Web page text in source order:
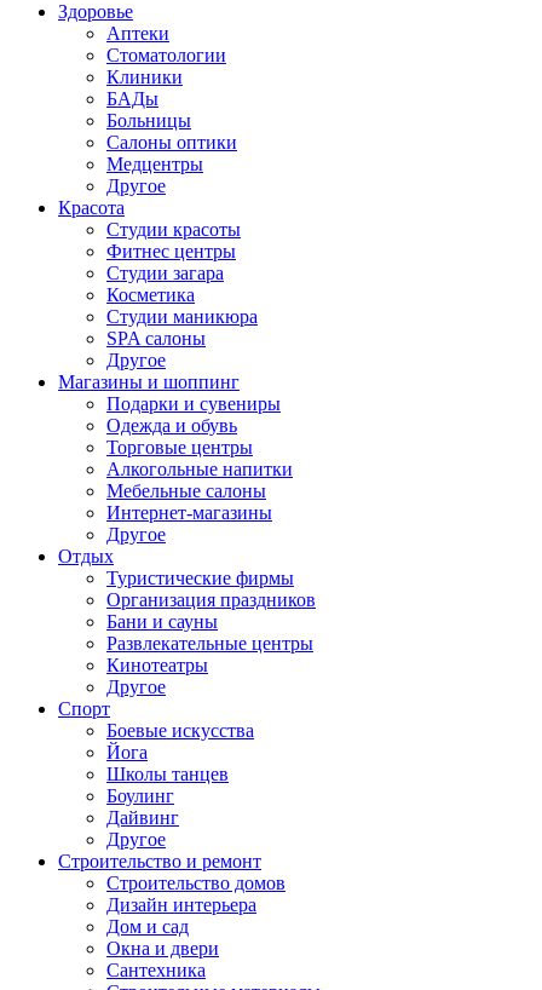
Здоровье
Аптеки
Стоматологии
Клиники
БАДы
Больницы
Салоны оптики
Медцентры
Другое
Красота
Студии красоты
Фитнес центры
Студии загара
Косметика
Студии маникюра
SPA салоны
Другое
Магазины и шоппинг
Подарки и сувениры
Одежда и обувь
Торговые центры
Алкогольные напитки
Мебельные салоны
Интернет-магазины
Другое
Отдых
Туристические фирмы
Организация праздников
Бани и сауны
Развлекательные центры
Кинотеатры
Другое
Спорт
Боевые искусства
Йога
Школы танцев
Боулинг
Дайвинг
Другое
Строительство и ремонт
Строительство домов
Дизайн интерьера
Дом и сад
Окна и двери
Сантехника